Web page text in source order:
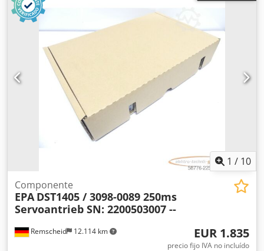
1 / 10
Remscheid 12.114 km
Componente
EPA DST1405 / 3098-0089 250ms
Servoantrieb SN: 2200503007 --
EUR 1.835
precio fijo IVA no incluído